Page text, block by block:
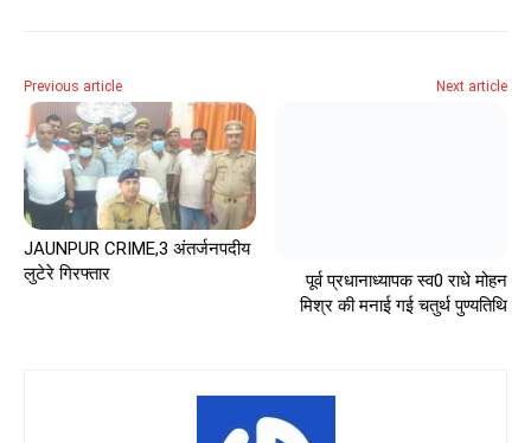
Previous article
JAUNPUR CRIME,3 अंतर्जनपदीय
लुटेरे गिरफ्तार
Next article
पूर्व प्रधानाध्यापक स्व0 राधे मोहन
मिश्र की मनाई गई चतुर्थ पुण्यतिथि